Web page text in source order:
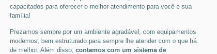
capacitados para oferecer o melhor atendimento para você e sua
família!
Prezamos sempre por um ambiente agradável, com equipamentos
modernos, bem estruturado para sempre lhe atender com o que há
de melhor. Além disso, contamos com um sistema de